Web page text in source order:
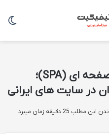
وب اپلیکیشن های تک صفحه ای (SPA)؛
در سایت های ایرانی
مطلب 25 دقیقه زمان میبرد